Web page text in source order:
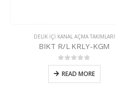
DELIK IÇI KANAL AÇMA TAKIMLARI
BIKT R/L K.HORN-S224
05 üzerinden
READ MORE